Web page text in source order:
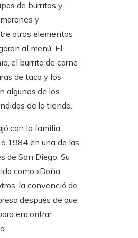
de burritos y
y
otros elementos
al menú. El
el burrito de carne
de taco y los
algunos de los
de la tienda.
con la familia
1984 en una de las
de San Diego. Su
como «Doña
la convenció de
después de que
encontrar